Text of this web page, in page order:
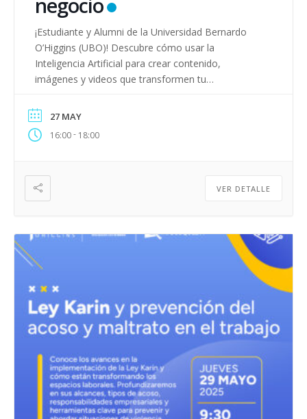
¡Estudiante y Alumni de la Universidad Bernardo
O’Higgins (UBO)! Descubre cómo usar la
Inteligencia Artificial para crear contenido,
imágenes y videos que transformen tu
Armando Salvador Pérez, referente internacional en
eCommerce y transformación digital, cómo
potenciar tu estrategia y destacar en un mercado
27 MAY
16:00- 18:00
VER DETALLE